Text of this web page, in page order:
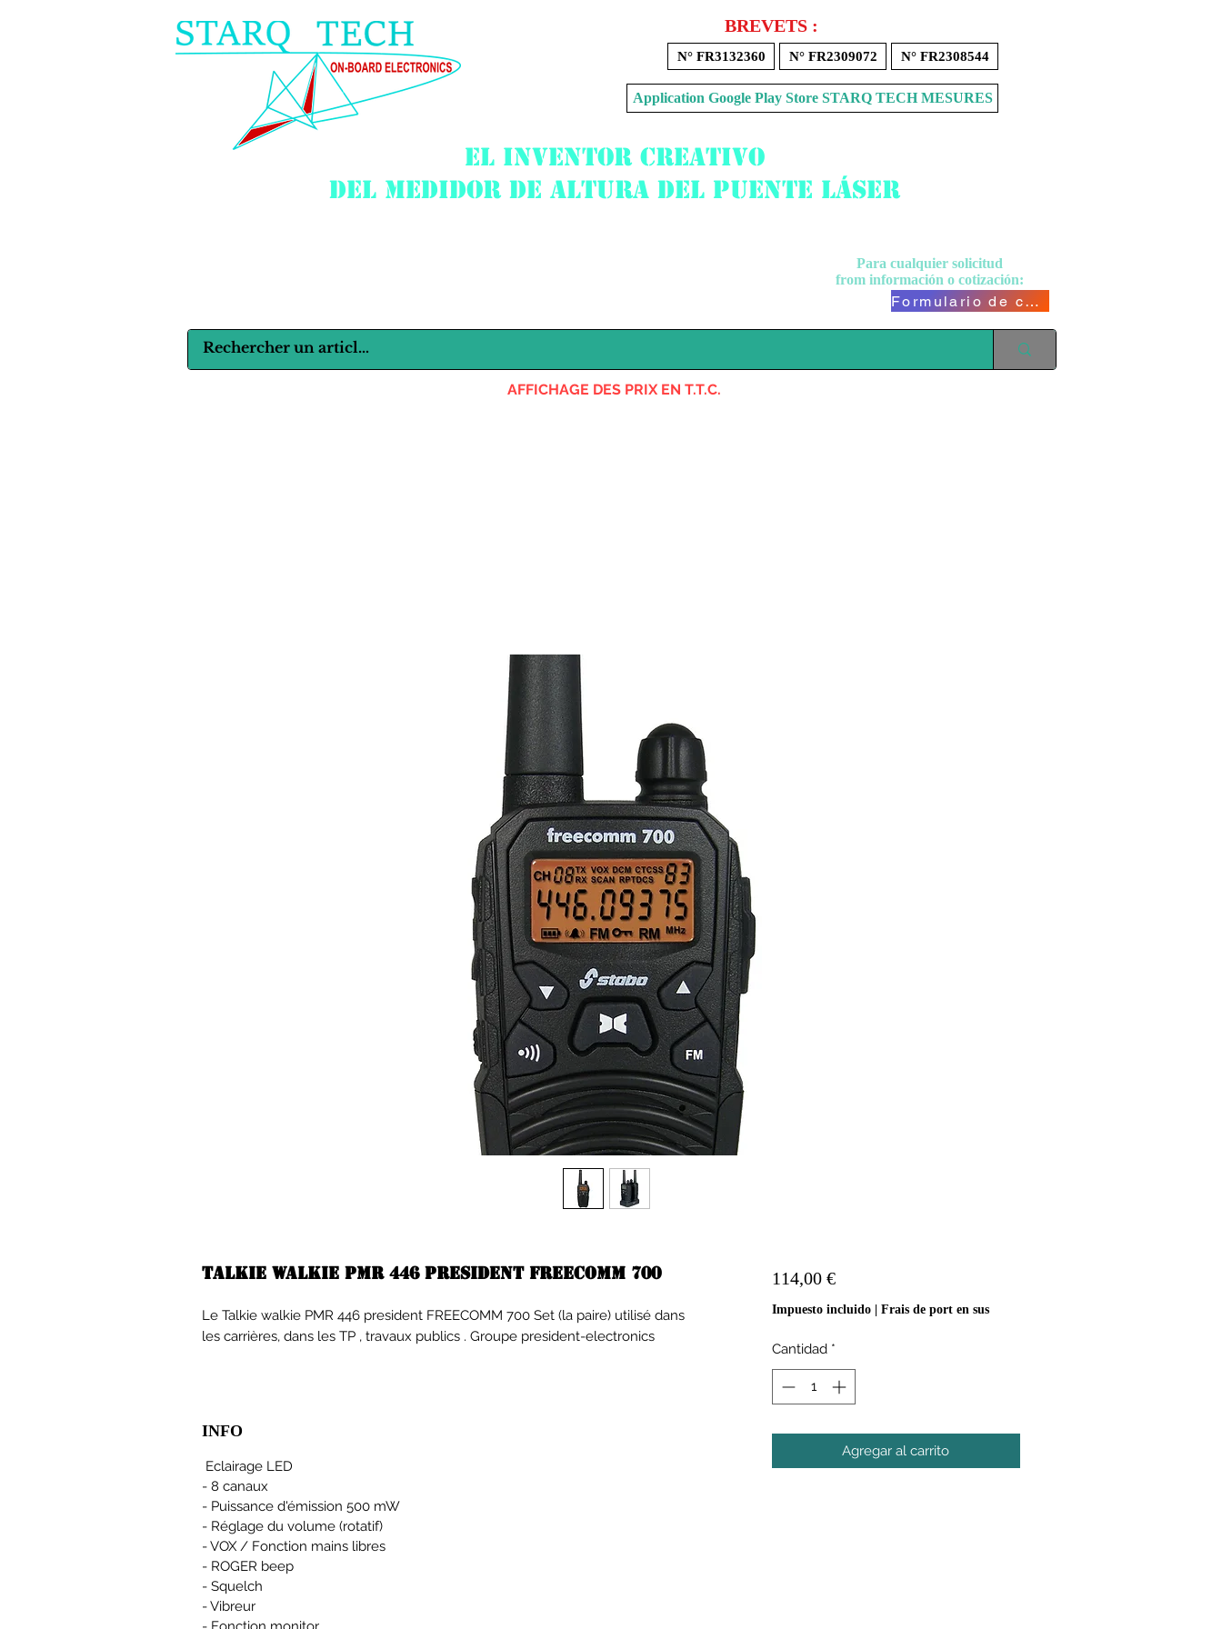
BREVETS :
N° FR3132360 N° FR2309072 N° FR2308544
El inventor creativo
del medidor de altura del puente láser
Application Google Play Store STARQ TECH MESURES
Para cualquier solicitud
from información o cotización:
Formulario de contacto
AFFICHAGE DES PRIX EN T.T.C.
Talkie walkie PMR 446 President FREECOMM 700
Le Talkie walkie PMR 446 president FREECOMM 700 Set (la paire) utilisé dans
les carrières, dans les TP , travaux publics . Groupe president-electronics
INFO
Eclairage LED
- 8 canaux
- Puissance d'émission 500 mW
- Réglage du volume (rotatif)
- VOX / Fonction mains libres
- ROGER beep
- Squelch
- Vibreur
114,00 €Precio
Impuesto incluido| Frais de port en sus
Cantidad *
Agregar al carrito